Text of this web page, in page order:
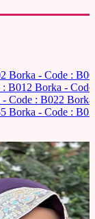
Borka - Code :
: B012 Borka -
Code : B022
Borka - Code :